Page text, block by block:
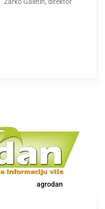
agrodan